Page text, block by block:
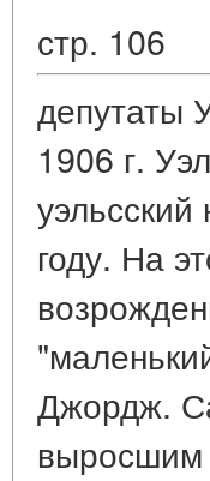
стр. 106
депутаты
1906 г.
году. На
Джордж.
выросшим